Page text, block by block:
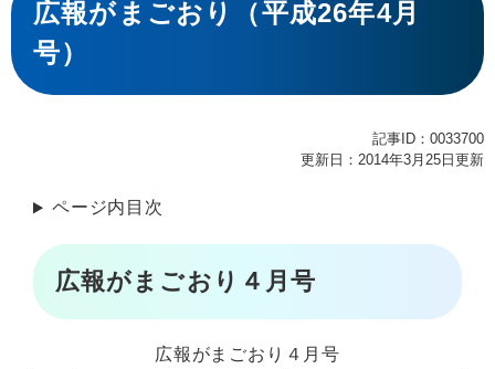
文
広報がまごおり（平成26年4月
号）
記事ID：0033700
更新日：2014年3月25日更新
ページ内目次
広報がまごおり４月号
広報がまごおり４月号